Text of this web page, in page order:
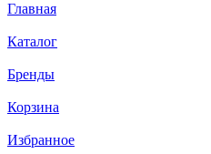
Главная
Каталог
Бренды
Корзина
Избранное